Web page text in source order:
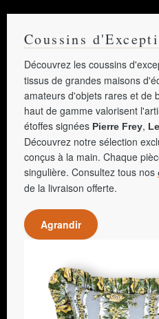
Coussins
Découvrez les coussins
tissus de grandes maisons
amateurs d'objets rares et de
haut de gamme valorisent
étoffes signées Pierre Frey,
Découvrez notre sélection
conçus à la main. Chaque
singulière. Consultez tous nos
de la livraison offerte.
Agrandir